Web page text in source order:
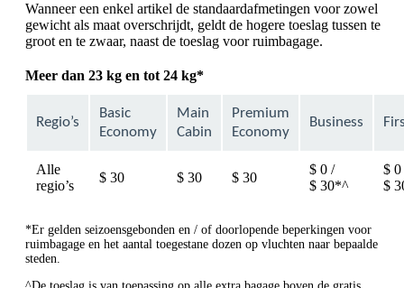
be
expanded
Wanneer een enkel artikel de standaardafmetingen voor zowel
gewicht als maat overschrijdt, geldt de hogere toeslag tussen te
groot en te zwaar, naast de toeslag voor ruimbagage.
Meer dan 23 kg en tot 24 kg*
Regio’s
Basic
Economy
Main
Cabin
Premium
Economy
Business
Alle
regio’s
$ 30 $ 30 $ 30
$ 0 /
$ 30*^
$ 0
$
*Er gelden seizoensgebonden en / of doorlopende beperkingen voor
ruimbagage en het aantal toegestane dozen op vluchten naar bepaalde
steden.